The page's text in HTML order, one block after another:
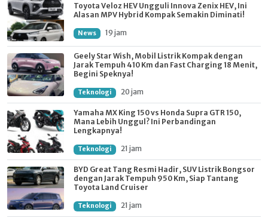
Toyota Veloz HEV Ungguli Innova Zenix HEV, Ini
Alasan MPV Hybrid Kompak Semakin Diminati!
News 19 jam
Geely Star Wish, Mobil Listrik Kompak dengan
Jarak Tempuh 410 Km dan Fast Charging 18 Menit,
Begini Speknya!
Teknologi 20 jam
Yamaha MX King 150 vs Honda Supra GTR 150,
Mana Lebih Unggul? Ini Perbandingan
Lengkapnya!
Teknologi 21 jam
BYD Great Tang Resmi Hadir, SUV Listrik Bongsor
dengan Jarak Tempuh 950 Km, Siap Tantang
Toyota Land Cruiser
Teknologi 21 jam